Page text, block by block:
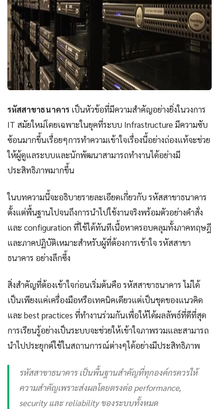
รหัสสาขาธนาคาร เป็นหัวข้อที่มีความสำคัญอย่างยิ่งในวงการ
IT สมัยใหม่โดยเฉพาะในยุคที่ระบบ Infrastructure มีความซับ
ซ้อนมากขึ้นเรื่อยๆการทำความเข้าใจเรื่องนี้อย่างถ่องแท้จะช่วย
ให้ผู้ดูแลระบบและนักพัฒนาสามารถทำงานได้อย่างมี
ประสิทธิภาพมากขึ้น
ในบทความนี้จะอธิบายรายละเอียดเกี่ยวกับ รหัสสาขาธนาคาร
ตั้งแต่พื้นฐานไปจนถึงการนำไปใช้งานจริงพร้อมตัวอย่างคำสั่ง
และ configuration ที่ใช้ได้ทันทีเนื้อหาครอบคลุมทั้งภาคทฤษฎี
และภาคปฏิบัติเหมาะสำหรับผู้ที่ต้องการเข้าใจ รหัสสาขา
ธนาคาร อย่างลึกซึ้ง
สิ่งสำคัญที่ต้องเข้าใจก่อนเริ่มต้นคือ รหัสสาขาธนาคาร ไม่ได้
เป็นเพียงแค่เครื่องมือหรือเทคนิคเดียวแต่เป็นชุดของแนวคิด
และ best practices ที่ทำงานร่วมกันเพื่อให้ได้ผลลัพธ์ที่ดีที่สุด
การเรียนรู้อย่างเป็นระบบจะช่วยให้เข้าใจภาพรวมและสามารถ
นำไปประยุกต์ใช้ในสถานการณ์ต่างๆได้อย่างมีประสิทธิภาพ
รหัสสาขาธนาคาร เป็นพื้นฐานสำคัญที่ทุกองค์กรควรให้
ความสำคัญเพราะส่งผลโดยตรงต่อ performance,
security และ reliability ของระบบทั้งหมด